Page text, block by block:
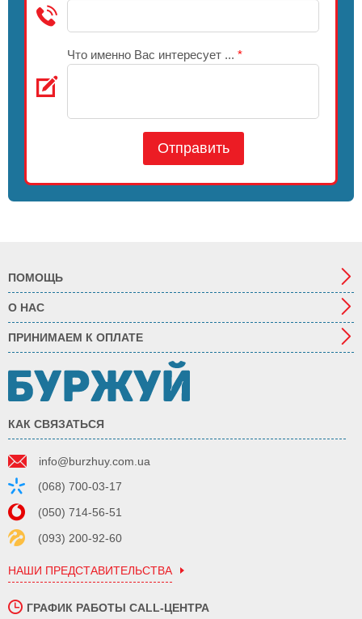
Что именно Вас интересует ... *
Отправить
ПОМОЩЬ
О НАС
ПРИНИМАЕМ К ОПЛАТЕ
КАК СВЯЗАТЬСЯ
info@burzhuy.com.ua
(068) 700-03-17
(050) 714-56-51
(093) 200-92-60
НАШИ ПРЕДСТАВИТЕЛЬСТВА
ГРАФИК РАБОТЫ CALL-ЦЕНТРА